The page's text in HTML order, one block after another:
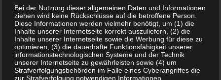
Salbei in der Stillzeit und Schwangerschaft – was ist zu
beachten?
Bei der Nutzung dieser allgemeinen Daten und Informationen
ziehen wird keine Rückschlüsse auf die betroffene Person.
Diese Informationen werden vielmehr benötigt, um (1) die
Inhalte unserer Internetseite korrekt auszuliefern, (2) die
Inhalte unserer Internetseite sowie die Werbung für diese zu
optimieren, (3) die dauerhafte Funktionsfähigkeit unserer
informationstechnologischen Systeme und der Technik
unserer Internetseite zu gewährleisten sowie (4) um
Strafverfolgungsbehörden im Falle eines Cyberangriffes die
zur Strafverfolgung notwendigen Informationen